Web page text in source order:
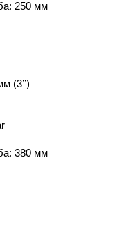
250 мм
(3’’)
380 мм